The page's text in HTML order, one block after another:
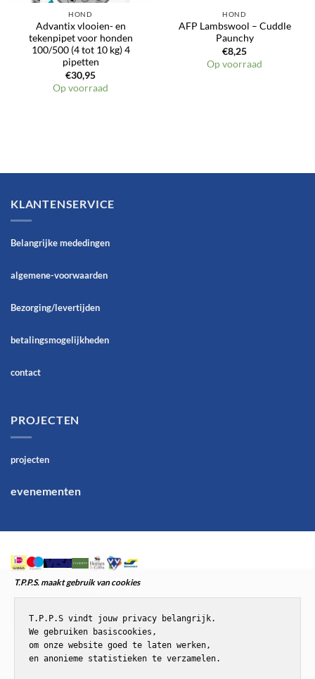
HOND
Advantix vlooien- en
tekenpipet voor honden
100/500 (4 tot 10 kg) 4
pipetten
€30,95
Op voorraad
HOND
AFP Lambswool – Cuddle
Paunchy
€8,25
Op voorraad
KLANTENSERVICE
Belangrijke mededingen
algemene-voorwaarden
Bezorging/levertijden
betalingsmogelijkheden
contact
PROJECTEN
projecten
evenementen
T.P.P.S. maakt gebruik van cookies
T.P.P.S vindt jouw privacy belangrijk.
We gebruiken basiscookies,
om onze website goed te laten werken,
en anonieme statistieken te verzamelen.